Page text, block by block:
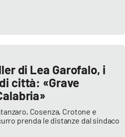
di Lea Garofalo, i
città: «Grave
Cosenza, Crotone e
prenda le distanze dal sindaco